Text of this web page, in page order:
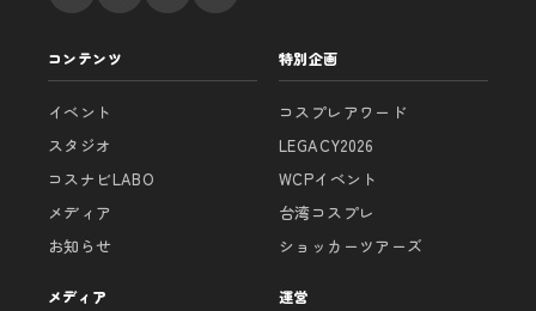
コンテンツ
イベント
スタジオ
コスナビLABO
メディア
お知らせ
特別企画
コスプレアワード
LEGACY2026
WCPイベント
台湾コスプレ
ショッカーツアーズ
メディア 運営